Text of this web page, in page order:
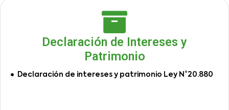
Declaración de Intereses y
Patrimonio
Declaración de intereses y patrimonio Ley N°20.880